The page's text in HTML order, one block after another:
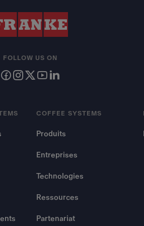
COFFEE SYSTEMS
Produits
Entreprises
Technologies
Ressources
Partenariat
FOLLOW US ON